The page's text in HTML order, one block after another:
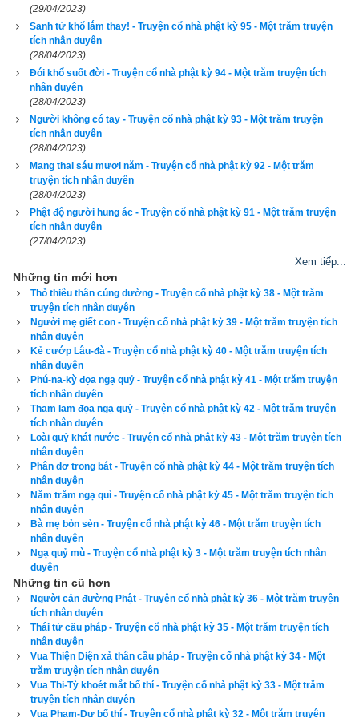
Phật lại nói: “Bầy nai 500 con thuở ấy, chính là nhóm 500
người của ông Tu-bạt-đà ngày nay, vừa được ta độ cho xuất
gia làm tỳ-kheo đó.”
Khi ấy, chư tỳ-kheo lại thưa hỏi: “Bạch Thế Tôn! Chẳng hay
nhóm ông Tu-bạt-đà 500 người đây nhờ phước báo gì mà nay
được gặp Phật, lại được xuất gia đắc đạo?”
Phật bảo chư tỳ-kheo: “Các ngươi hãy chú tâm lắng nghe, ta
sẽ vì các ngươi mà phân biệt giảng nói. Vào giữa Hiền kiếp
này, xứ Ba-la-nại có vị Phật xuất thế hiệu là Ca-diếp. Phật hóa
độ chúng sanh đã lâu, pháp duyên đã mãn, liền muốn nhập
Niết-bàn. Khi ấy có 500 vị tỳ-kheo cùng nhau ngồi thiền học
đạo trong chốn núi sâu, không hay biết việc Phật sắp nhập
Niết-bàn.
“Bấy giờ, có mấy vị thần cây nơi ấy, biết Phật sắp nhập Niết-
bàn nên buồn thảm khóc lóc, nhỏ lệ xuống chỗ các vị tỳ-kheo
đang ngồi thiền.
“Các vị tỳ-kheo liền hỏi mấy vị thần cây rằng: ‘Hôm nay vì sao
mà các ngài buồn khóc nhỏ lệ như vậy?’ Mấy vị thần cây đáp:
‘Đức Phật Ca-diếp sắp nhập Niết-bàn nên chúng tôi buồn
khóc.’
“Chư tỳ-kheo nghe vậy thì kinh hoàng, sửng sốt, trong lòng
sầu não không sao nói hết, liền hỏi các vị thần cây rằng: ‘Nay
chúng tôi đang ở xa quá, biết làm sao gặp được đức Thế Tôn
lần cuối trước khi ngài nhập Niết-bàn?’
“Các vị thần cây đáp: ‘Nếu các ngài muốn đến đó, chỉ việc
nhắm mắt lại, thần lực của chúng tôi có thể giúp đưa các ngài
đi.’
“Chư tỳ-kheo nghe vậy liền nhắm mắt cả lại. Trong phút chốc,
bỗng thấy mình được đưa đến ngay trước chỗ Phật Ca-diếp.
Các vị liền đối trước Phật mà sám hối hết thảy tội lỗi ác
(29/04/2023)
Sanh tử khổ lắm thay! - Truyện cổ nhà phật kỳ 95 - Một trăm truyện
tích nhân duyên
(28/04/2023)
Đói khổ suốt đời - Truyện cổ nhà phật kỳ 94 - Một trăm truyện tích
nhân duyên
(28/04/2023)
Người không có tay - Truyện cổ nhà phật kỳ 93 - Một trăm truyện
tích nhân duyên
(28/04/2023)
Mang thai sáu mươi năm - Truyện cổ nhà phật kỳ 92 - Một trăm
truyện tích nhân duyên
(28/04/2023)
Phật độ người hung ác - Truyện cổ nhà phật kỳ 91 - Một trăm truyện
tích nhân duyên
(27/04/2023)
Xem tiếp...
Những tin mới hơn
Thỏ thiêu thân cúng dường - Truyện cổ nhà phật kỳ 38 - Một trăm
truyện tích nhân duyên
Người mẹ giết con - Truyện cổ nhà phật kỳ 39 - Một trăm truyện tích
nhân duyên
Kẻ cướp Lâu-đà - Truyện cổ nhà phật kỳ 40 - Một trăm truyện tích
nhân duyên
Phú-na-kỳ đọa ngạ quỷ - Truyện cổ nhà phật kỳ 41 - Một trăm truyện
tích nhân duyên
Tham lam đọa ngạ quỷ - Truyện cổ nhà phật kỳ 42 - Một trăm truyện
tích nhân duyên
Loài quỷ khát nước - Truyện cổ nhà phật kỳ 43 - Một trăm truyện tích
nhân duyên
Phân dơ trong bát - Truyện cổ nhà phật kỳ 44 - Một trăm truyện tích
nhân duyên
Năm trăm ngạ quỉ - Truyện cổ nhà phật kỳ 45 - Một trăm truyện tích
nhân duyên
Bà mẹ bỏn sẻn - Truyện cổ nhà phật kỳ 46 - Một trăm truyện tích
nhân duyên
Ngạ quỷ mù - Truyện cổ nhà phật kỳ 3 - Một trăm truyện tích nhân
duyên
Những tin cũ hơn
Người cản đường Phật - Truyện cổ nhà phật kỳ 36 - Một trăm truyện
tích nhân duyên
Thái tử cầu pháp - Truyện cổ nhà phật kỳ 35 - Một trăm truyện tích
nhân duyên
Vua Thiện Diện xả thân cầu pháp - Truyện cổ nhà phật kỳ 34 - Một
trăm truyện tích nhân duyên
Vua Thi-Tỳ khoét mắt bố thí - Truyện cổ nhà phật kỳ 33 - Một trăm
truyện tích nhân duyên
Vua Phạm-Dự bố thí - Truyện cổ nhà phật kỳ 32 - Một trăm truyện